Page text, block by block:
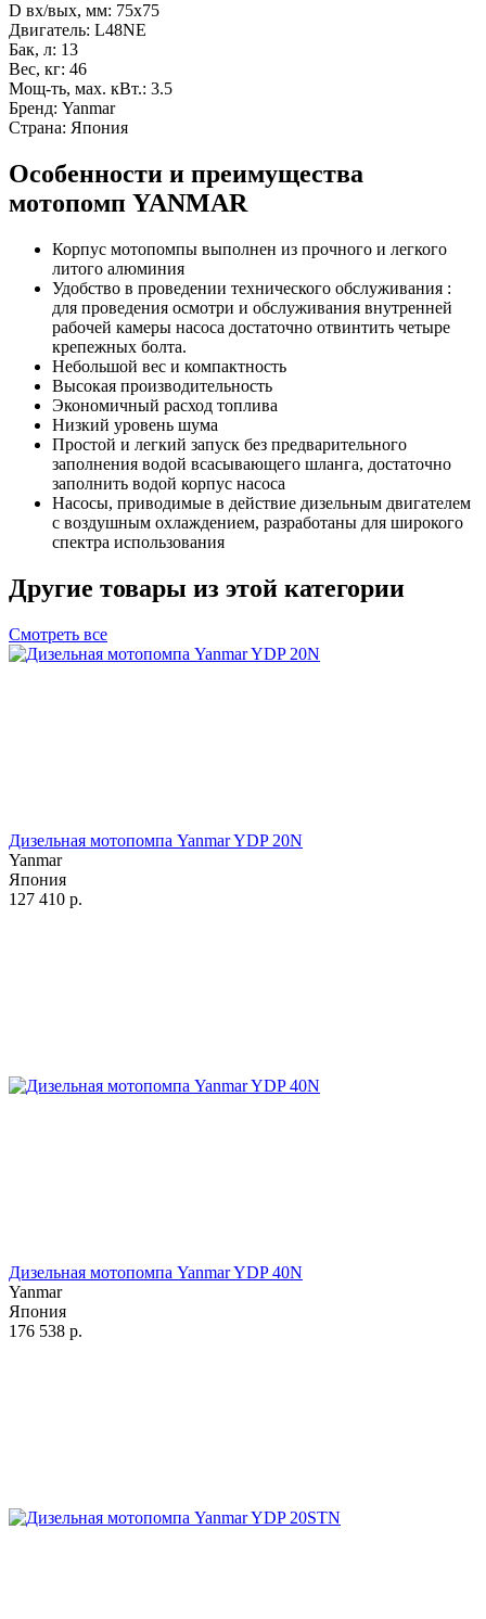
D вх/вых, мм: 75x75
Двигатель: L48NE
Бак, л: 13
Вес, кг: 46
Мощ-ть, мax. кВт.: 3.5
Бренд: Yanmar
Страна: Япония
Особенности и преимущества
мотопомп YANMAR
Корпус мотопомпы выполнен из прочного и легкого
литого алюминия
Удобство в проведении технического обслуживания :
для проведения осмотри и обслуживания внутренней
рабочей камеры насоса достаточно отвинтить четыре
крепежных болта.
Небольшой вес и компактность
Высокая производительность
Экономичный расход топлива
Низкий уровень шума
Простой и легкий запуск без предварительного
заполнения водой всасывающего шланга, достаточно
заполнить водой корпус насоса
Насосы, приводимые в действие дизельным двигателем
с воздушным охлаждением, разработаны для широкого
спектра использования
Другие товары из этой категории
Смотреть все
Дизельная мотопомпа Yanmar YDP 20N
Yanmar
Япония
127 410 р.
Дизельная мотопомпа Yanmar YDP 40N
Yanmar
Япония
176 538 р.